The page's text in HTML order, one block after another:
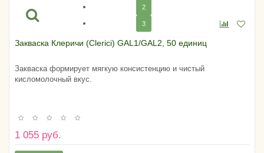
2
3
Закваска Клеричи (Clerici) GAL1/GAL2, 50 единиц
Закваска формирует мягкую консистенцию и чистый
кисломолочный вкус.
1 055 руб.